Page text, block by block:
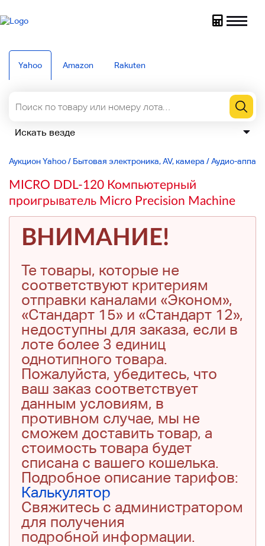
Yahoo Amazon Rakuten
Аукцион Yahoo/ Бытовая электроника, AV, камера /Аудио-
MICRO DDL-120 Компьютерный
проигрыватель Micro Precision Machine
ВНИМАНИЕ!
Те товары, которые не
соответствуют критериям
отправки каналами «Эконом»,
«Стандарт 15» и «Стандарт 12»,
недоступны для заказа, если в
лоте более 3 единиц
однотипного товара.
Пожалуйста, убедитесь, что
ваш заказ соответствует
данным условиям, в
противном случае, мы не
сможем доставить товар, а
стоимость товара будет
списана с вашего кошелька.
Подробное описание тарифов:
Калькулятор
Свяжитесь с администратором
для получения
подробной информации.